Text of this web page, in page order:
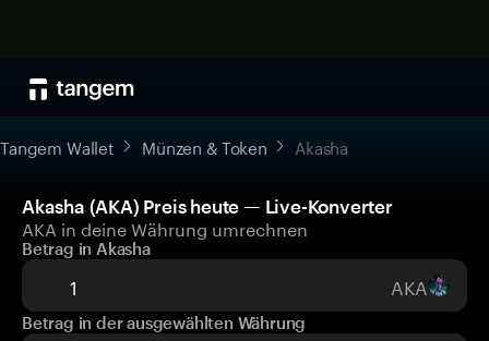
Tangem Wallet Münzen & Token Akasha
Akasha (AKA) Preis heute — Live-Konverter
AKA in deine Währung umrechnen
Betrag in Akasha
AKA
Betrag in der ausgewählten Währung